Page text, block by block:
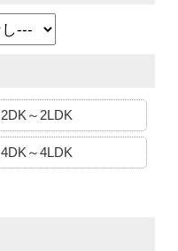
2DK～2LDK
4DK～4LDK